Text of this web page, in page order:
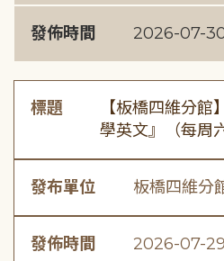
發佈時間 2026-07-
標題
【板橋四維分館
學英文』（每周
發布單位 板橋四維分
發佈時間 2026-07-29